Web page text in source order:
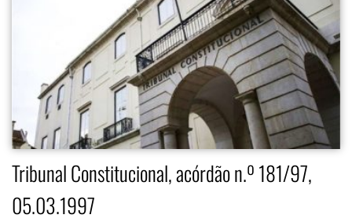
Tribunal Constitucional, acórdão n.º 181/97,
05.03.1997